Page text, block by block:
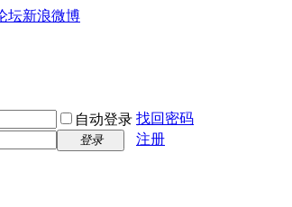
坛新浪微博
自动登录 找回密码
登录 注册